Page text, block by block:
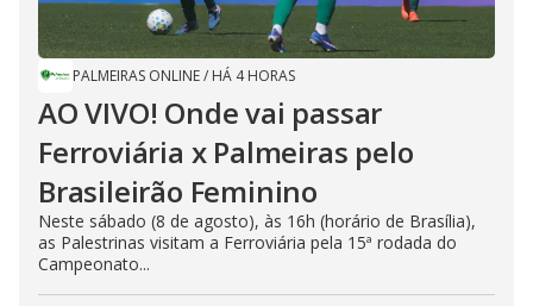
PALMEIRAS ONLINE/ HÁ 4 HORAS
AO VIVO! Onde vai passar
Ferroviária x Palmeiras pelo
Brasileirão Feminino
Neste sábado (8 de agosto), às 16h (horário de Brasília),
as Palestrinas visitam a Ferroviária pela 15ª rodada do
Campeonato...